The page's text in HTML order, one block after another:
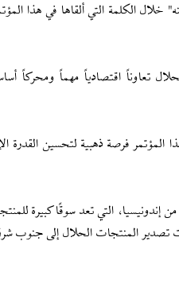
خلال الكلمة التي ألقاها في هذا
تعاوناً اقتصادياً مهماً ومحركاً
فرصة ذهبية لتحسين القدرة
من إندونيسيا، التي تعد سوقًا كبيرة
تصدير المنتجات الحلال إلى جنوب